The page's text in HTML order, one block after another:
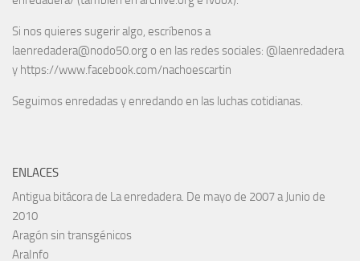
Si nos quieres sugerir algo, escríbenos a
laenredadera@nodo50.org o en las redes sociales: @laenredadera
y https://www.facebook.com/nachoescartin
Seguimos enredadas y enredando en las luchas cotidianas.
ENLACES
Antigua bitácora de La enredadera. De mayo de 2007 a Junio de
2010
Aragón sin transgénicos
AraInfo